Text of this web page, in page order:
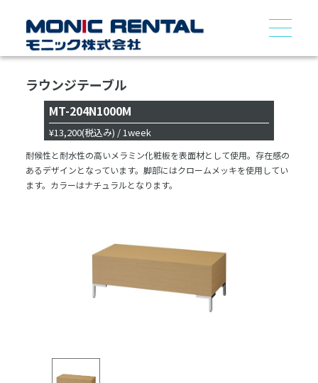
ラウンジテーブル
MT-204N1000M
¥13,200(税込み) / 1week
耐候性と耐水性の高いメラミン化粧板を表面材として使用。存在感の
あるデザインとなっています。脚部にはクロームメッキを使用してい
ます。カラーはナチュラルとなります。